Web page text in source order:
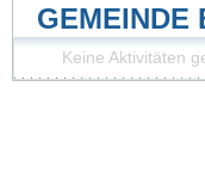
GEMEINDE
Keine Aktivitäten